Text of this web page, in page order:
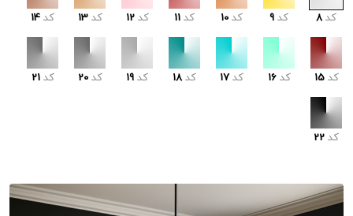
کد 8 کد 9 کد 10 کد 11 کد 12 کد 13 کد 14
کد 15 کد 16 کد 17 کد 18 کد 19 کد 20 کد 21
کد 22